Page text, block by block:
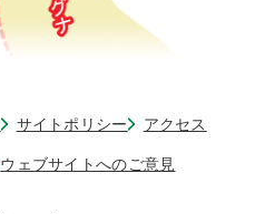
サイトポリシー アクセス
ウェブサイトへのご意見